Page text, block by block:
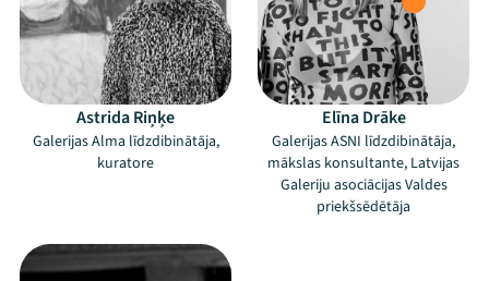
Astrida Riņķe
Galerijas Alma līdzdibinātāja,
kuratore
Elīna Drāke
Galerijas ASNI līdzdibinātāja,
mākslas konsultante, Latvijas
Galeriju asociācijas Valdes
priekšsēdētāja